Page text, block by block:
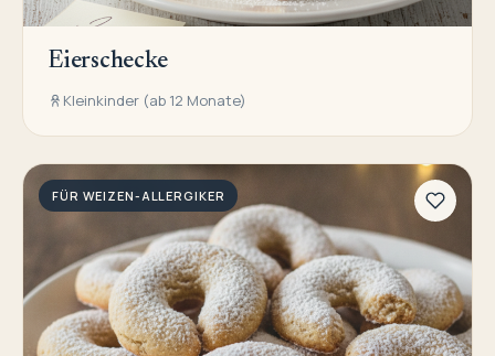
Eierschecke
Kleinkinder (ab 12 Monate)
FÜR WEIZEN-ALLERGIKER